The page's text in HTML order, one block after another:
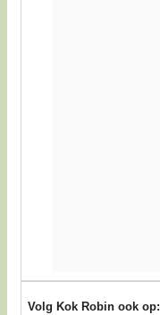
Volg Kok Robin ook op: